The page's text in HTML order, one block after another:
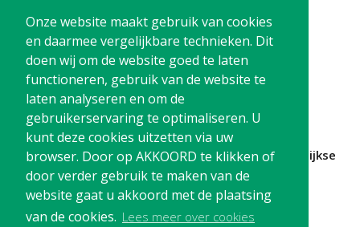
Onze website maakt gebruik van cookies
en daarmee vergelijkbare technieken. Dit
doen wij om de website goed te laten
functioneren, gebruik van de website te
laten analyseren en om de
gebruikerservaring te optimaliseren. U
kunt deze cookies uitzetten via uw
browser. Door op AKKOORD te klikken of
door verder gebruik te maken van de
website gaat u akkoord met de plaatsing
van de cookies. Lees meer over cookies
Poelstraat 4
1441 RR Purmerend
T: 0299-420870
@:
info@avanti-
advisering.nl
BTW: NL861212733B01
Blijf op de hoogte en schrijf je in voor onze maandelijkse
nieuwsbrief
Schrijf me in!